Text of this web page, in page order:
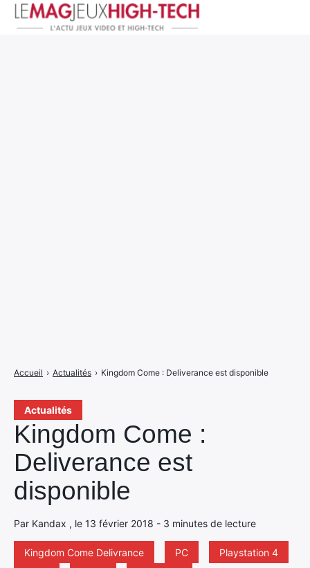
Actualités
Kingdom Come :
Deliverance est
disponible
Par Kandax , le 13 février 2018 - 3 minutes de lecture
Kingdom Come Delivrance PC
Playstation 4
Accueil › Actualités › Kingdom Come : Deliverance est disponible